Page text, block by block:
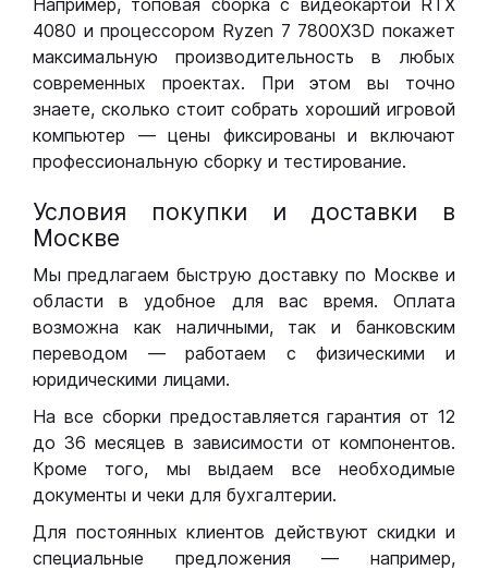
Например, топовая сборка с видеокартой RTX
4080 и процессором Ryzen 7 7800X3D покажет
максимальную производительность в любых
современных проектах. При этом вы точно
знаете, сколько стоит собрать хороший игровой
компьютер — цены фиксированы и включают
профессиональную сборку и тестирование.
Условия покупки и доставки в
Москве
Мы предлагаем быструю доставку по Москве и
области в удобное для вас время. Оплата
возможна как наличными, так и банковским
переводом — работаем с физическими и
юридическими лицами.
На все сборки предоставляется гарантия от 12
до 36 месяцев в зависимости от компонентов.
Кроме того, мы выдаем все необходимые
документы и чеки для бухгалтерии.
Для постоянных клиентов действуют скидки и
специальные предложения — например,